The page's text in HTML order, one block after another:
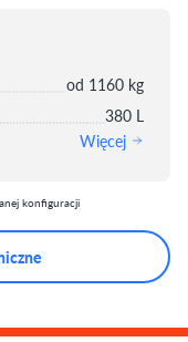
od 1160 kg
380 L
Więcej
konfiguracji